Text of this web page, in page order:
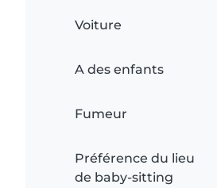
Voiture
A des enfants
Fumeur
Préférence du lieu
de baby-sitting